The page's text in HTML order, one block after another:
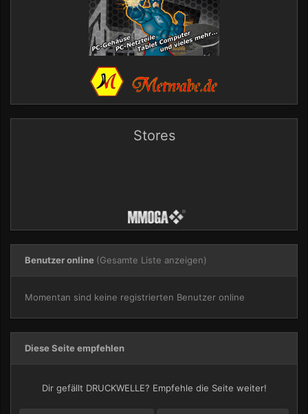
Stores
Benutzer online (Gesamte Liste anzeigen)
Momentan sind keine registrierten Benutzer online
Diese Seite empfehlen
Dir gefällt DRUCKWELLE? Empfehle die Seite weiter!